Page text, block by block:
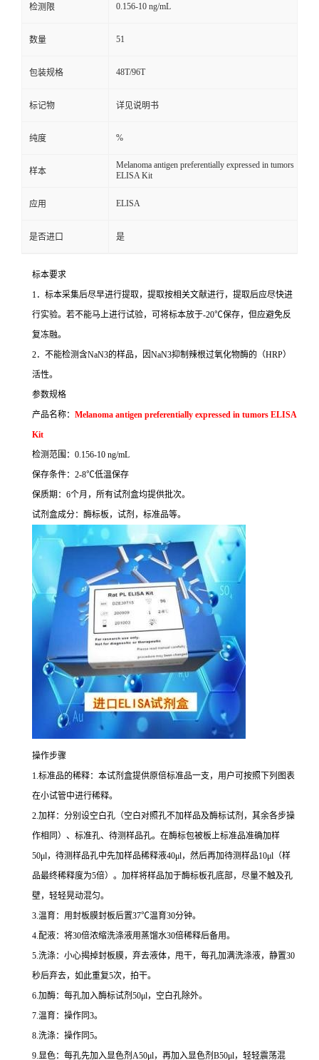
检测限 0.156-10 ng/mL
数量 51
包装规格 48T/96T
标记物 详见说明书
纯度 %
样本
Melanoma antigen preferentially expressed in tumors
ELISA Kit
应用 ELISA
是否进口 是
标本要求
1．标本采集后尽早进行提取，提取按相关文献进行，提取后应尽快进
行实验。若不能马上进行试验，可将标本放于-20℃保存，但应避免反
复冻融。
2．不能检测含NaN3的样品，因NaN3抑制辣根过氧化物酶的（HRP）
活性。
参数规格
产品名称： Melanoma antigen preferentially expressed in tumors ELISA
Kit
检测范围： 0.156-10 ng/mL
保存条件： 2-8℃低温保存
保质期： 6个月，所有试剂盒均提供批次。
试剂盒成分：酶标板，试剂，标准品等。
操作步骤
1.标准品的稀释：本试剂盒提供原倍标准品一支，用户可按照下列图表
在小试管中进行稀释。
2.加样：分别设空白孔（空白对照孔不加样品及酶标试剂，其余各步操
作相同）、标准孔、待测样品孔。在酶标包被板上标准品准确加样
50μl，待测样品孔中先加样品稀释液40μl，然后再加待测样品10μl （样
品最终稀释度为5倍）。加样将样品加于酶标板孔底部，尽量不触及孔
壁，轻轻晃动混匀。
3.温育：用封板膜封板后置37℃温育30分钟。
4.配液：将30倍浓缩洗涤液用蒸馏水30倍稀释后备用。
5.洗涤：小心揭掉封板膜，弃去液体，甩干，每孔加满洗涤液，静置30
秒后弃去，如此重复5次，拍干。
6.加酶：每孔加入酶标试剂 50μl，空白孔除外。
7.温育：操作同 3。
8.洗涤：操作同 5。
9.显色：每孔先加入显色剂 A50μl，再加入显色剂 B50μl，轻轻震荡混